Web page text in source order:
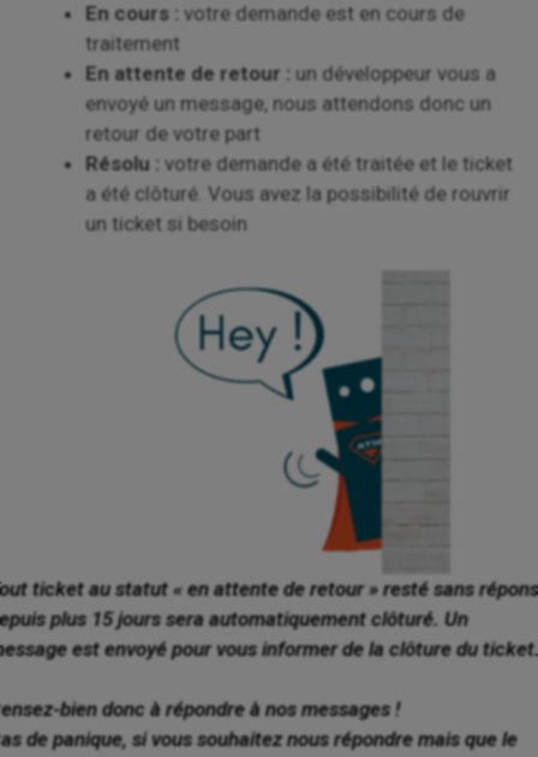
En cours : votre demande est en cours de
traitement
En attente de retour : un développeur vous a
envoyé un message, nous attendons donc un
retour de votre part
Résolu : votre demande a été traitée et le ticket
a été clôturé. Vous avez la possibilité de rouvrir
un ticket si besoin
ticket au statut « en attente de retour » resté sans
plus 15 jours sera automatiquement clôturé. Un
est envoyé pour vous informer de la clôture du
bien donc à répondre à nos messages !
de panique, si vous souhaitez nous répondre mais que le